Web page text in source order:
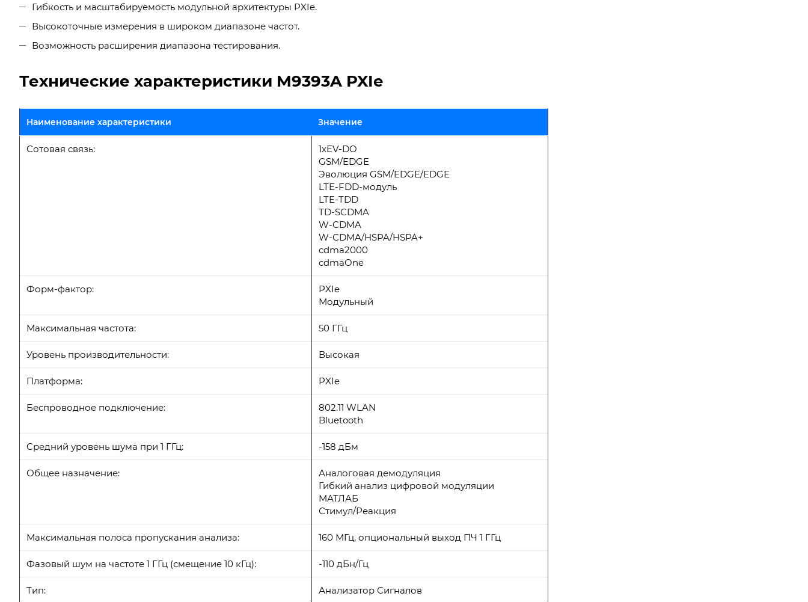
Гибкость и масштабируемость модульной архитектуры PXIe.
Высокоточные измерения в широком диапазоне частот.
Возможность расширения диапазона тестирования.
Технические характеристики M9393A PXIe
Наименование характеристики Значение
Сотовая связь:
1xEV-DO
GSM/EDGE
Эволюция GSM/EDGE/EDGE
LTE-FDD-модуль
LTE-TDD
TD-SCDMA
W-CDMA
W-CDMA/HSPA/HSPA+
cdma2000
cdmaOne
Форм-фактор:
PXIe
Модульный
Максимальная частота: 50 ГГц
Уровень производительности: Высокая
Платформа: PXIe
Беспроводное подключение:
802.11 WLAN
Bluetooth
Средний уровень шума при 1 ГГц: -158 дБм
Общее назначение:
Аналоговая демодуляция
Гибкий анализ цифровой модуляции
МАТЛАБ
Стимул/Реакция
Максимальная полоса пропускания анализа: 160 МГц, опциональный выход ПЧ 1 ГГц
Фазовый шум на частоте 1 ГГц (смещение 10 кГц): -110 дБн/Гц
Тип: Анализатор Сигналов